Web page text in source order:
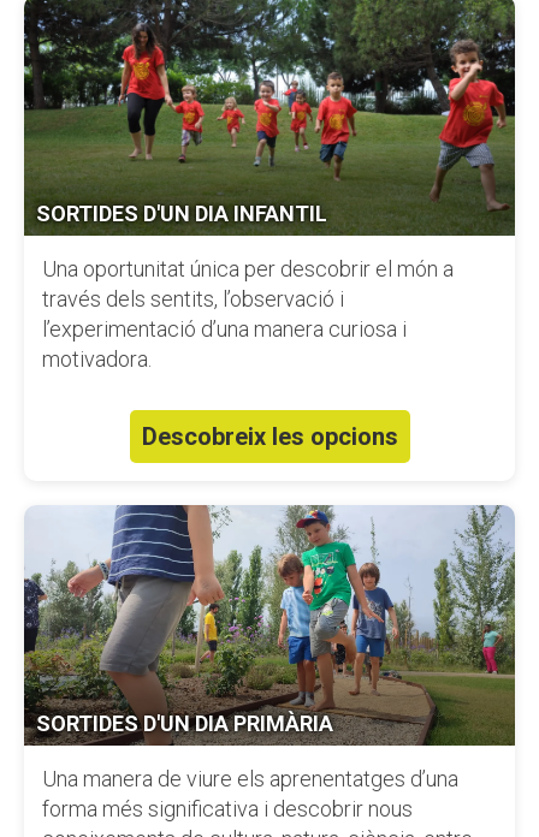
SORTIDES D'UN DIA INFANTIL
Una oportunitat única per descobrir el món a
través dels sentits, l’observació i
l’experimentació d’una manera curiosa i
motivadora.
Descobreix les opcions
SORTIDES D'UN DIA PRIMÀRIA
Una manera de viure els aprenentatges d’una
forma més significativa i descobrir nous
ACTUALITAT
Notícies
Butlletins
Diari de la Fundació
Fundesplai als mitjans
Xarxes socials
COL·LABORA